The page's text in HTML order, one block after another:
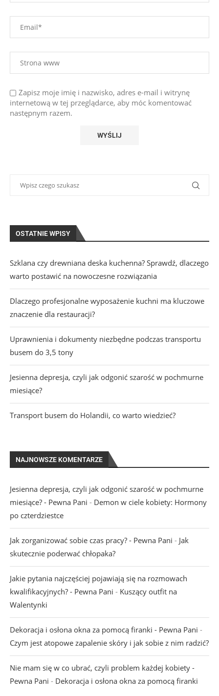
Zapisz moje imię i nazwisko, adres e-mail i witrynę
internetową w tej przeglądarce, aby móc komentować
następnym razem.
OSTATNIE WPISY
Szklana czy drewniana deska kuchenna? Sprawdź, dlaczego
warto postawić na nowoczesne rozwiązania
Dlaczego profesjonalne wyposażenie kuchni ma kluczowe
znaczenie dla restauracji?
Uprawnienia i dokumenty niezbędne podczas transportu
busem do 3,5 tony
Jesienna depresja, czyli jak odgonić szarość w pochmurne
miesiące?
Transport busem do Holandii, co warto wiedzieć?
NAJNOWSZE KOMENTARZE
Jesienna depresja, czyli jak odgonić szarość w pochmurne
miesiące? - Pewna Pani - Demon w ciele kobiety: Hormony
po czterdziestce
Jak zorganizować sobie czas pracy? - Pewna Pani - Jak
skutecznie poderwać chłopaka?
Jakie pytania najczęściej pojawiają się na rozmowach
kwalifikacyjnych? - Pewna Pani - Kuszący outfit na
Walentynki
Dekoracja i osłona okna za pomocą firanki - Pewna Pani -
Czym jest atopowe zapalenie skóry i jak sobie z nim radzić?
Nie mam się w co ubrać, czyli problem każdej kobiety -
Pewna Pani - Dekoracja i osłona okna za pomocą firanki